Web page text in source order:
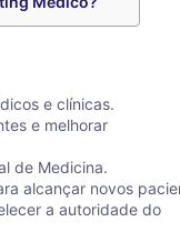
e clínicas.
e melhorar
de Medicina.
alcançar novos
a autoridade do